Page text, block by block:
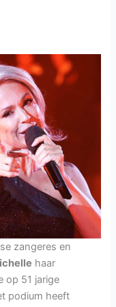
zangeres en
haar
op 51 jarige
podium heeft